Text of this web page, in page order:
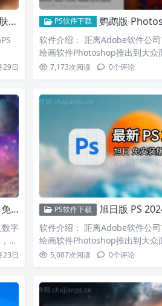
29日
PS软件下载 鹦鹉版 Photoshop 2025 v26.0
软件介绍： 距离Adobe软件公
绘画软件Photoshop推出到大
7,173次阅读 0个评论
！
字
…
23日
PS软件下载 旭日版 PS 2024 Beta 25.11
软件介绍： 距离Adobe软件公
绘画软件Photoshop推出到大
5,087次阅读 0个评论